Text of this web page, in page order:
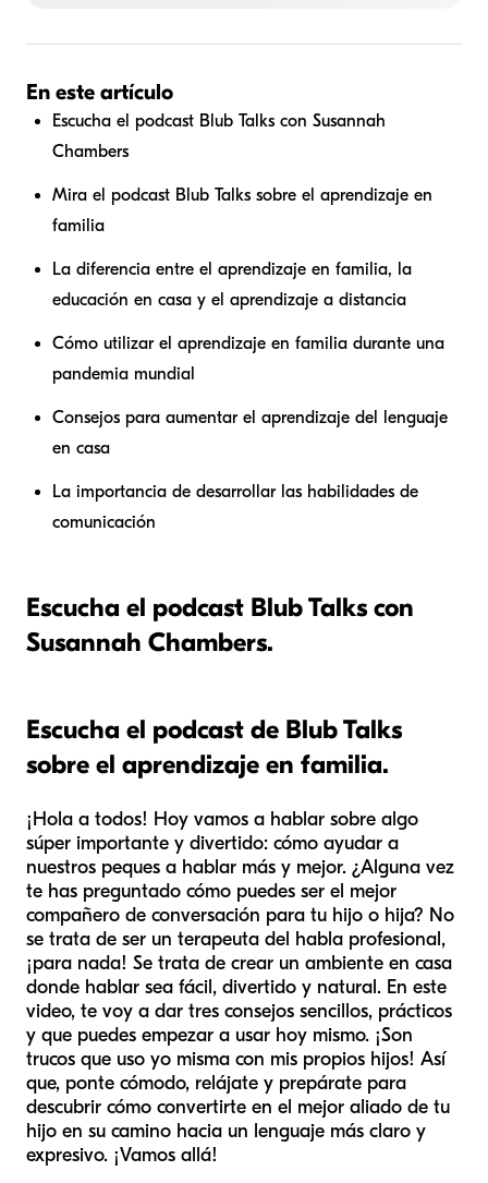
En este artículo
Escucha el podcast Blub Talks con Susannah
Chambers
Mira el podcast Blub Talks sobre el aprendizaje en
familia
La diferencia entre el aprendizaje en familia, la
educación en casa y el aprendizaje a distancia
Cómo utilizar el aprendizaje en familia durante una
pandemia mundial
Consejos para aumentar el aprendizaje del lenguaje
en casa
La importancia de desarrollar las habilidades de
comunicación
Escucha el podcast Blub Talks con
Susannah Chambers.
Escucha el podcast de Blub Talks
sobre el aprendizaje en familia.
¡Hola a todos! Hoy vamos a hablar sobre algo
súper importante y divertido: cómo ayudar a
nuestros peques a hablar más y mejor. ¿Alguna vez
te has preguntado cómo puedes ser el mejor
compañero de conversación para tu hijo o hija? No
se trata de ser un terapeuta del habla profesional,
¡para nada! Se trata de crear un ambiente en casa
donde hablar sea fácil, divertido y natural. En este
video, te voy a dar tres consejos sencillos, prácticos
y que puedes empezar a usar hoy mismo. ¡Son
trucos que uso yo misma con mis propios hijos! Así
que, ponte cómodo, relájate y prepárate para
descubrir cómo convertirte en el mejor aliado de tu
hijo en su camino hacia un lenguaje más claro y
expresivo. ¡Vamos allá!